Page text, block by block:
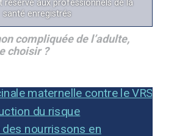
réservé aux professionnels de la
santé enregistrés
compliquée de l’adulte,
choisir ?